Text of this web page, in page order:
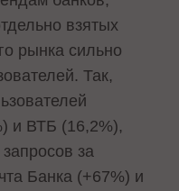
взятых
рынка сильно
Так,
и ВТБ (16,2%),
за
Банка (+67%) и